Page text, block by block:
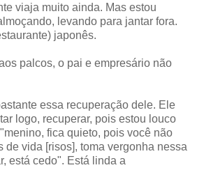
viaja muito ainda. Mas estou
levando para jantar fora.
japonês.
palcos, o pai e empresário não
essa recuperação dele. Ele
logo, recuperar, pois estou louco
fica quieto, pois você não
de vida [risos], toma vergonha nessa
está cedo". Está linda a